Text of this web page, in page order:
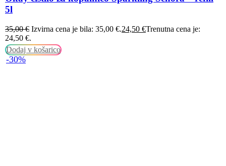
5l
35,00€ Izvirna cena je bila: 35,00 €.24,50 €Trenutna cena je:
24,50 €.
Dodaj v košarico
-30%